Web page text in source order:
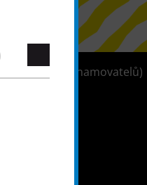
(oznamovatelů)